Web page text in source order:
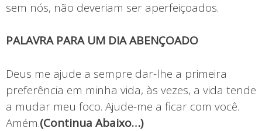
sem nós, não deveriam ser aperfeiçoados.
PALAVRA PARA UM DIA ABENÇOADO
Deus me ajude a sempre dar-lhe a primeira
preferência em minha vida, às vezes, a vida tende
a mudar meu foco. Ajude-me a ficar com você.
Amém.(Continua Abaixo…)